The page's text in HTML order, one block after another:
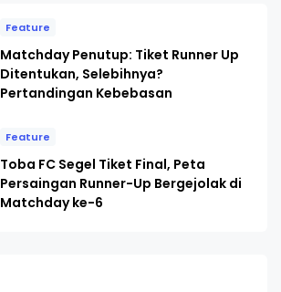
Feature
Matchday Penutup: Tiket Runner Up
Ditentukan, Selebihnya?
Pertandingan Kebebasan
Feature
Toba FC Segel Tiket Final, Peta
Persaingan Runner-Up Bergejolak di
Matchday ke-6